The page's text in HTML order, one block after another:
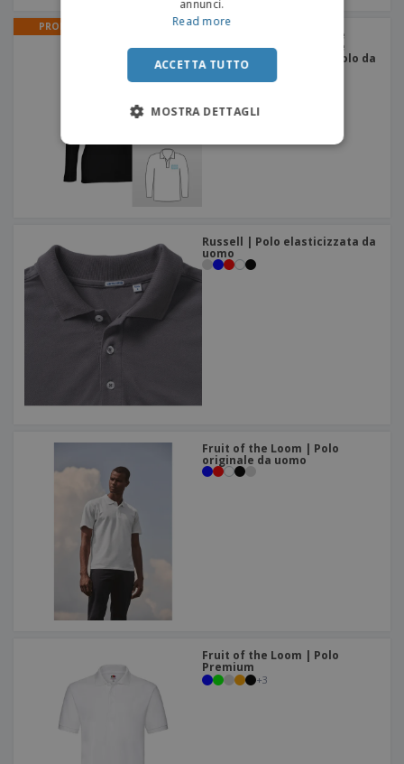
PROMO
Polo da donna a maniche
lunghe_x000d_ a maniche
lunghe BERN WOMEN | Polo da
donna a maniche lunghe
Russell | Polo elasticizzata da
uomo
Fruit of the Loom | Polo
originale da uomo
Fruit of the Loom | Polo
Premium
+3
annunci.
Read more
ACCETTA TUTTO
MOSTRA DETTAGLI